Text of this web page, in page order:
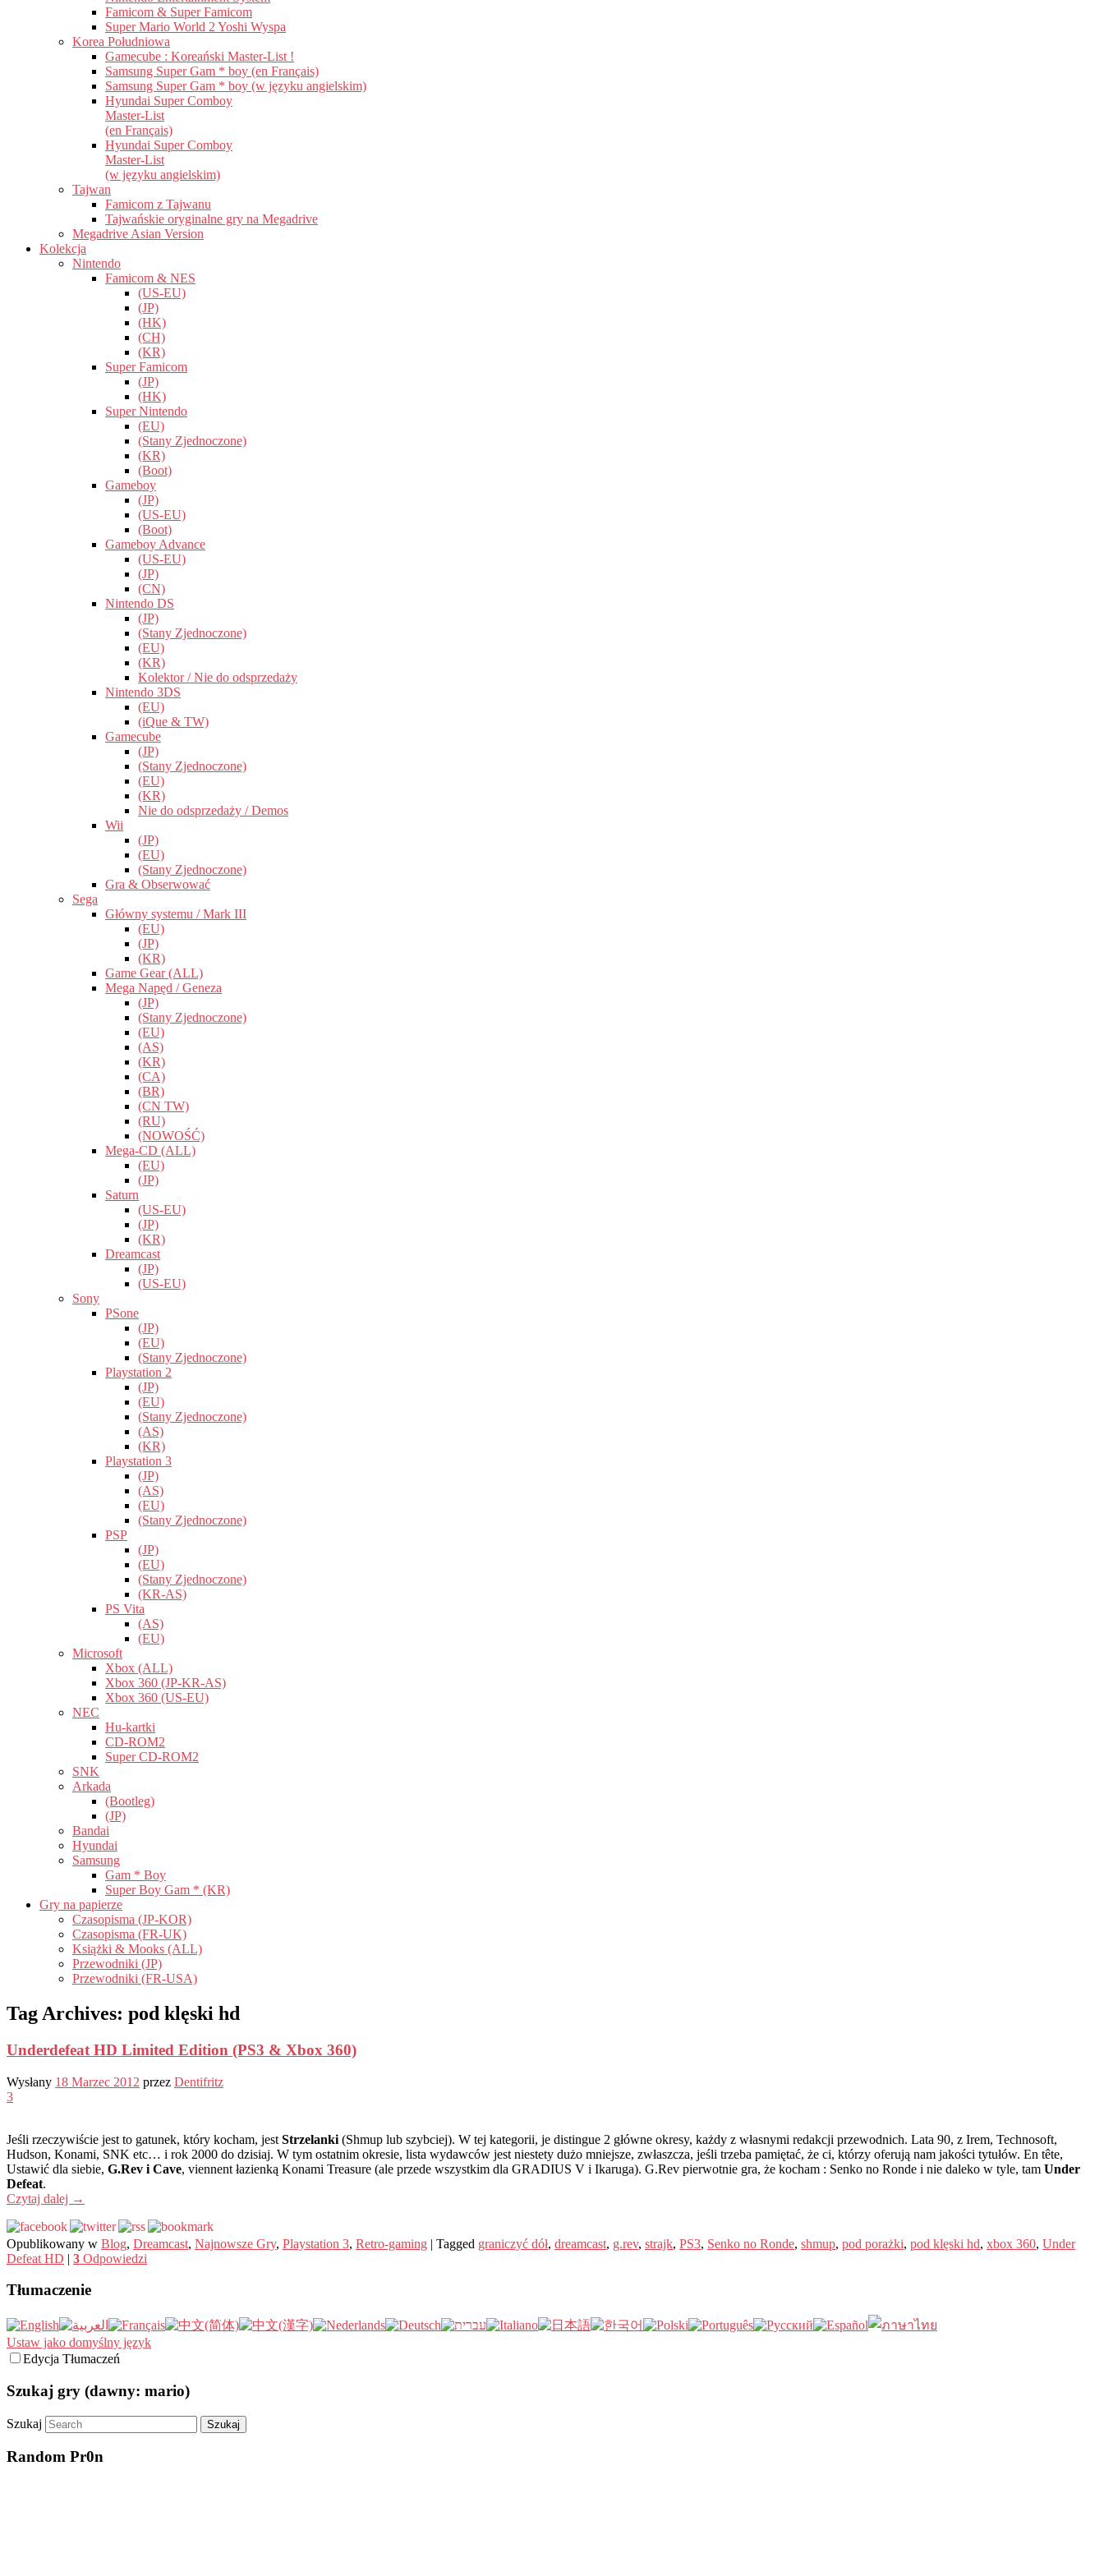
Famicom & Super Famicom
Super Mario World 2 Yoshi Wyspa
Korea Południowa
Gamecube : Koreański Master-List !
Samsung Super Gam * boy (en Français)
Samsung Super Gam * boy (w języku angielskim)
Hyundai Super Comboy
Master-List
(en Français)
Hyundai Super Comboy
Master-List
(w języku angielskim)
Tajwan
Famicom z Tajwanu
Tajwańskie oryginalne gry na Megadrive
Megadrive Asian Version
Kolekcja
Nintendo
Famicom & NES
(US-EU)
(JP)
(HK)
(CH)
(KR)
Super Famicom
(JP)
(HK)
Super Nintendo
(EU)
(Stany Zjednoczone)
(KR)
(Boot)
Gameboy
(JP)
(US-EU)
(Boot)
Gameboy Advance
(US-EU)
(JP)
(CN)
Nintendo DS
(JP)
(Stany Zjednoczone)
(EU)
(KR)
Kolektor / Nie do odsprzedaży
Nintendo 3DS
(EU)
(iQue & TW)
Gamecube
(JP)
(Stany Zjednoczone)
(EU)
(KR)
Nie do odsprzedaży / Demos
Wii
(JP)
(EU)
(Stany Zjednoczone)
Gra & Obserwować
Sega
Główny systemu / Mark III
(EU)
(JP)
(KR)
Game Gear (ALL)
Mega Napęd / Geneza
(JP)
(Stany Zjednoczone)
(EU)
(AS)
(KR)
(CA)
(BR)
(CN TW)
(RU)
(NOWOŚĆ)
Mega-CD (ALL)
(EU)
(JP)
Saturn
(US-EU)
(JP)
(KR)
Dreamcast
(JP)
(US-EU)
Sony
PSone
(JP)
(EU)
(Stany Zjednoczone)
Playstation 2
(JP)
(EU)
(Stany Zjednoczone)
(AS)
(KR)
Playstation 3
(JP)
(AS)
(EU)
(Stany Zjednoczone)
PSP
(JP)
(EU)
(Stany Zjednoczone)
(KR-AS)
PS Vita
(AS)
(EU)
Microsoft
Xbox (ALL)
Xbox 360 (JP-KR-AS)
Xbox 360 (US-EU)
NEC
Hu-kartki
CD-ROM2
Super CD-ROM2
SNK
Arkada
(Bootleg)
(JP)
Bandai
Hyundai
Samsung
Gam * Boy
Super Boy Gam * (KR)
Gry na papierze
Czasopisma (JP-KOR)
Czasopisma (FR-UK)
Książki & Mooks (ALL)
Przewodniki (JP)
Przewodniki (FR-USA)
Tag Archives: pod klęski hd
Underdefeat HD Limited Edition (PS3 & Xbox 360)
Wysłany 18 Marzec 2012 przez Dentifritz
3
Jeśli rzeczywiście jest to gatunek, który kocham, jest Strzelanki (Shmup lub szybciej). W tej kategorii, je distingue 2 główne okresy, każdy z własnymi redakcji przewodnich. Lata 90, z Irem, Technosoft,
Hudson, Konami, SNK etc… i rok 2000 do dzisiaj. W tym ostatnim okresie, lista wydawców jest niestety dużo mniejsze, zwłaszcza, jeśli trzeba pamiętać, że ci, którzy oferują nam jakości tytułów. En tête,
Ustawić dla siebie, G.Rev i Cave, viennent łazienką Konami Treasure (ale przede wszystkim dla GRADIUS V i Ikaruga). G.Rev pierwotnie gra, że ​​kocham : Senko no Ronde i nie daleko w tyle, tam Under
Defeat.
Czytaj dalej →
Opublikowany w Blog, Dreamcast, Najnowsze Gry, Playstation 3, Retro-gaming | Tagged graniczyć dół, dreamcast, g.rev, strajk, PS3, Senko no Ronde, shmup, pod porażki, pod klęski hd, xbox 360, Under
Defeat HD | 3 Odpowiedzi
Tłumaczenie
Ustaw jako domyślny język
Edycja Tłumaczeń
Szukaj gry (dawny: mario)
Szukaj
Random Pr0n